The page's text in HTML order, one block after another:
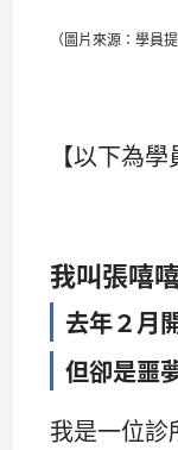
（圖片來源：學員提
【以下為
我叫張嘻
去年２月
但卻是噩
我是一位診